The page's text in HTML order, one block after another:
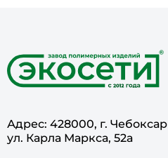
Адрес: 428000, г.
ул. Карла Маркса, 52а